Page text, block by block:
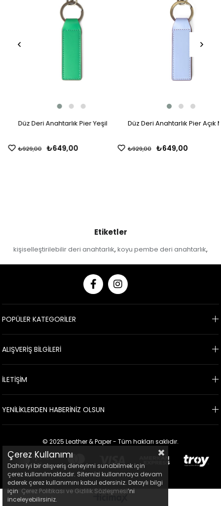
Düz Deri Anahtarlık Pier Yeşil
₺649,00
₺929,00
Düz Deri Anahtarlık Pier Açık Mavi
₺649,00
₺929,00
Etiketler
kişiselleştirilebilir deri anahtarlık, koyu pembe deri anahtarlık,
POPÜLER KATEGORİLER
ALIŞVERİŞ BİLGİLERİ
İLETİŞİM
YENİLİKLERDEN HABERİNİZ OLSUN
© 2025 Leather & Paper - Tüm hakları saklıdır.
Çerez Kullanımı
Daha iyi bir alışveriş deneyimi sunabilmek için
çerez kullanılmaktadır. Sitemizi kullanmaya devam
ederek çerez kullanımını kabul edersiniz. Detaylı bilgi
için Çerez Politikası ve Gizlilik Sözleşmesi’ni
inceleyebilirsiniz.